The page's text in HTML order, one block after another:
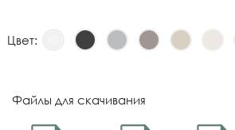
Цвет:
Файлы для скачивания